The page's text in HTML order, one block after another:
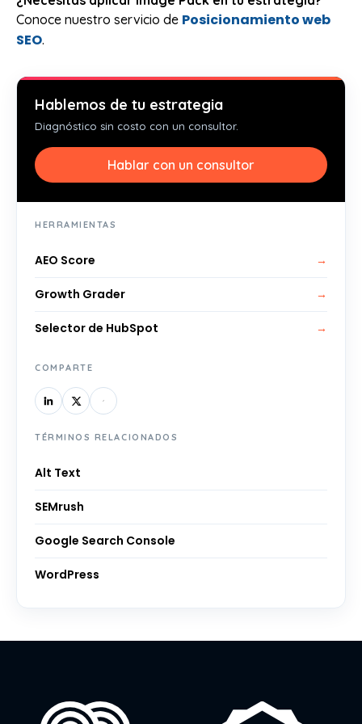
Conoce nuestro servicio de Posicionamiento web
SEO.
Hablemos de tu estrategia
Diagnóstico sin costo con un consultor.
Hablar con un consultor
HERRAMIENTAS
AEO Score →
Growth Grader →
Selector de HubSpot →
COMPARTE
TÉRMINOS RELACIONADOS
Alt Text
SEMrush
Google Search Console
WordPress